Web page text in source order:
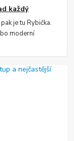
každý
je tu Rybička.
moderní